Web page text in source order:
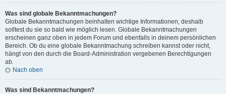
Was sind globale Bekanntmachungen?
Globale Bekanntmachungen beinhalten wichtige Informationen, deshalb
solltest du sie so bald wie möglich lesen. Globale Bekanntmachungen
erscheinen ganz oben in jedem Forum und ebenfalls in deinem persönlichen
Bereich. Ob du eine globale Bekanntmachung schreiben kannst oder nicht,
hängt von den durch die Board-Administration vergebenen Berechtigungen
ab.
Nach oben
Was sind Bekanntmachungen?